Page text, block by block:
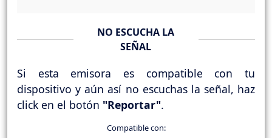
NO ESCUCHA LA
SEÑAL
Si esta emisora es compatible con tu
dispositivo y aún así no escuchas la señal, haz
click en el botón "Reportar".
Compatible con: